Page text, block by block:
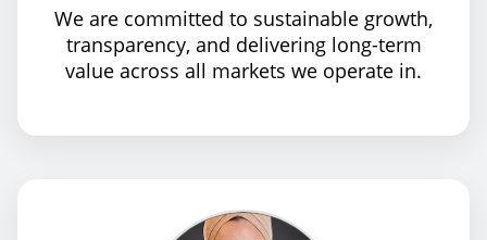
We are committed to sustainable growth,
transparency, and delivering long-term
value across all markets we operate in.